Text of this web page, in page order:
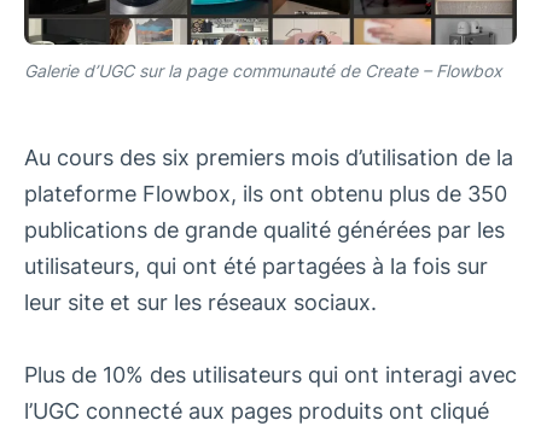
Galerie d’UGC sur la page communauté de Create – Flowbox
Au cours des six premiers mois d’utilisation de la
plateforme Flowbox, ils ont obtenu plus de 350
publications de grande qualité générées par les
utilisateurs, qui ont été partagées à la fois sur
leur site et sur les réseaux sociaux.
Plus de 10% des utilisateurs qui ont interagi avec
l’UGC connecté aux pages produits ont cliqué